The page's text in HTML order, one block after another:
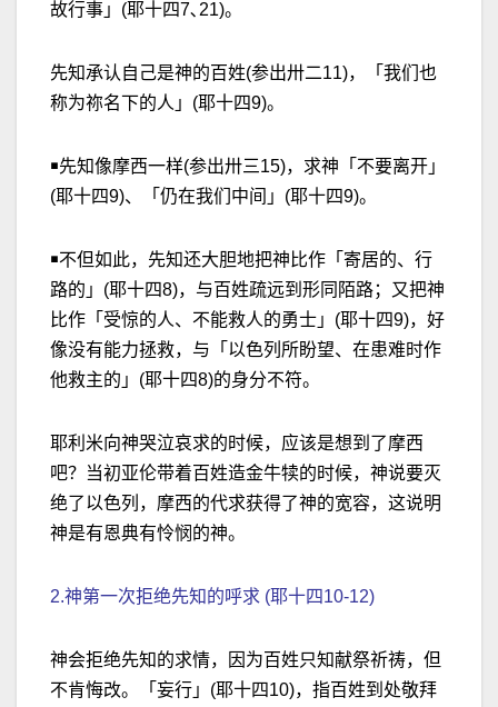
故行事」(耶十四7､21)。
先知承认自己是神的百姓(参出卅二11)，「我们也
称为祢名下的人」(耶十四9)。
￭先知像摩西一样(参出卅三15)，求神「不要离开」
(耶十四9)、「仍在我们中间」(耶十四9)。
￭不但如此，先知还大胆地把神比作「寄居的、行
路的」(耶十四8)，与百姓疏远到形同陌路；又把神
比作「受惊的人、不能救人的勇士」(耶十四9)，好
像没有能力拯救，与「以色列所盼望、在患难时作
他救主的」(耶十四8)的身分不符。
耶利米向神哭泣哀求的时候，应该是想到了摩西
吧？当初亚伦带着百姓造金牛犊的时候，神说要灭
绝了以色列，摩西的代求获得了神的宽容，这说明
神是有恩典有怜悯的神。
2.神第一次拒绝先知的呼求 (耶十四10-12)
神会拒绝先知的求情，因为百姓只知献祭祈祷，但
不肯悔改。「妄行」(耶十四10)，指百姓到处敬拜